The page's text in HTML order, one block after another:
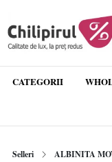
CATEGORII
Selleri ALBINITA